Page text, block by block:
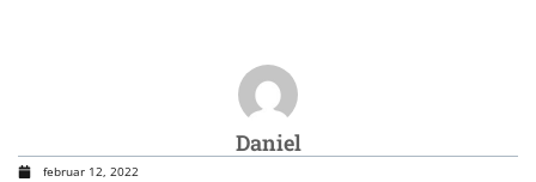
Daniel
februar 12, 2022